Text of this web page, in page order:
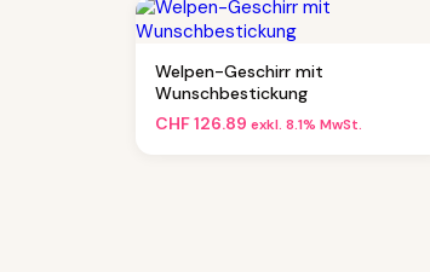
Welpen-Geschirr mit
Wunschbestickung
CHF126.89 exkl. 8.1% MwSt.